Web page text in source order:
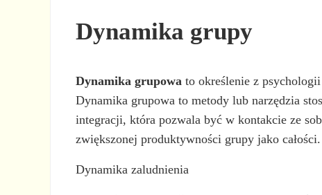
Dynamika grupy
Dynamika grupowa to określenie z
Dynamika grupowa to metody lub narzędzia
integracji, która pozwala być w kontakcie ze
zwiększonej produktywności grupy jako całości.
Dynamika zaludnienia